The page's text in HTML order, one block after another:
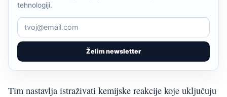
Želim newsletter
tehnologiji.
Tim nastavlja istraživati kemijske reakcije koje uključuju